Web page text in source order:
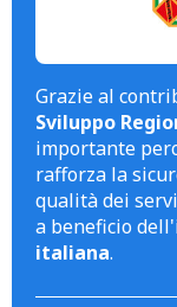
Grazie al
Sviluppo
importante
rafforza la
qualità dei
a beneficio
italiana.